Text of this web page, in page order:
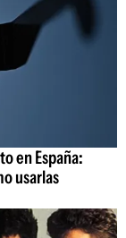
en España:
usarlas